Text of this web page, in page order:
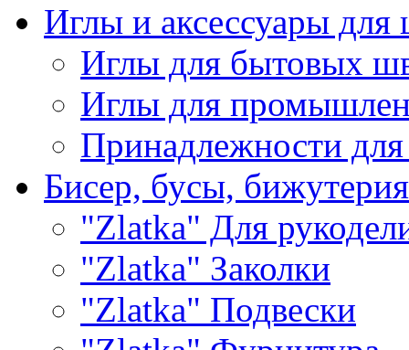
Иглы и аксессуары
Иглы для бытовых
Иглы для
Принадлежности
Бисер, бусы, бижутерия
"Zlatka" Для
"Zlatka" Заколки
"Zlatka" Подвески